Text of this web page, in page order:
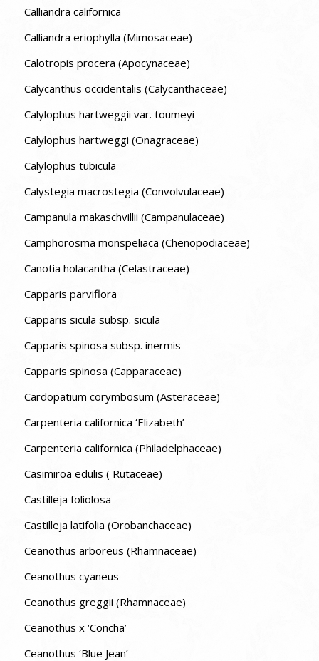
Calliandra californica
Calliandra eriophylla (Mimosaceae)
Calotropis procera (Apocynaceae)
Calycanthus occidentalis (Calycanthaceae)
Calylophus hartweggii var. toumeyi
Calylophus hartweggi (Onagraceae)
Calylophus tubicula
Calystegia macrostegia (Convolvulaceae)
Campanula makaschvillii (Campanulaceae)
Camphorosma monspeliaca (Chenopodiaceae)
Canotia holacantha (Celastraceae)
Capparis parviflora
Capparis sicula subsp. sicula
Capparis spinosa subsp. inermis
Capparis spinosa (Capparaceae)
Cardopatium corymbosum (Asteraceae)
Carpenteria californica ‘Elizabeth’
Carpenteria californica (Philadelphaceae)
Casimiroa edulis ( Rutaceae)
Castilleja foliolosa
Castilleja latifolia (Orobanchaceae)
Ceanothus arboreus (Rhamnaceae)
Ceanothus cyaneus
Ceanothus greggii (Rhamnaceae)
Ceanothus x ‘Concha’
Ceanothus ‘Blue Jean’